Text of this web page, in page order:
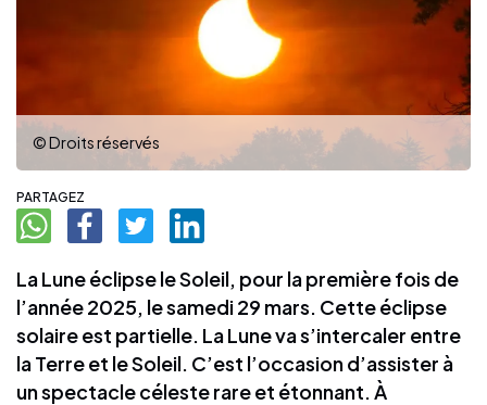
© Droits réservés
PARTAGEZ
La Lune éclipse le Soleil, pour la première fois de
l’année 2025, le samedi 29 mars. Cette éclipse
solaire est partielle. La Lune va s’intercaler entre
la Terre et le Soleil. C’est l’occasion d’assister à
un spectacle céleste rare et étonnant. À